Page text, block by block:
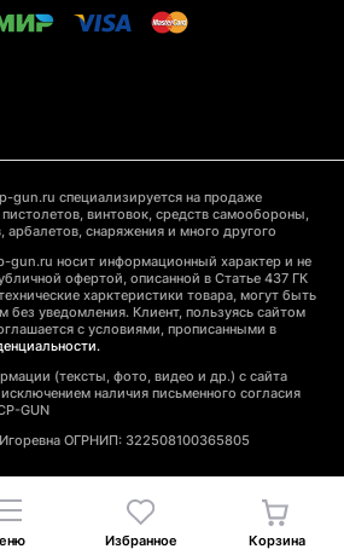
gun.ru специализируется на продаже
винтовок, средств самообороны,
снаряжения и много другого
gun.ru носит информационный характер и не
офертой, описанной в Статье 437 ГК
харктеристики товара, могут быть
без уведомления. Клиент, пользуясь сайтом
с условиями, прописанными в
(тексты, фото, видео и др.) с сайта
наличия письменного согласия
GUN
ОГРНИП: 322508100365805
Избранное Корзина